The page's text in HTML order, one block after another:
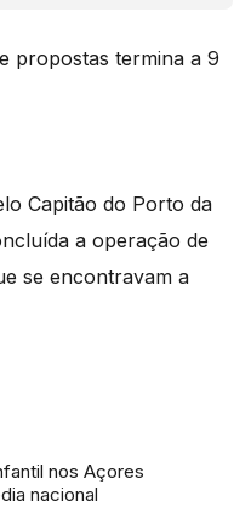
propostas termina a 9
Capitão do Porto da
a operação de
se encontravam a
nos Açores
nacional